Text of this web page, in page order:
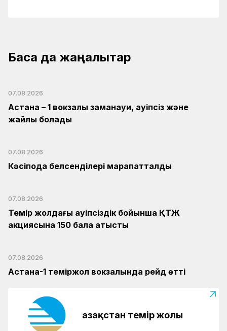
Басқа да жаңалықтар
07.08.2026
Астана – 1 вокзалы заманауи, қауіпсіз және
жайлы болады
07.08.2026
Кәсіподақ белсенділері марапатталды
07.08.2026
Темір жолдағы қауіпсіздік бойынша ҚТЖ
акциясына 150 бала қатысты
07.08.2026
Астана-1 теміржол вокзалында рейд өтті
Қазақстан темір жолы